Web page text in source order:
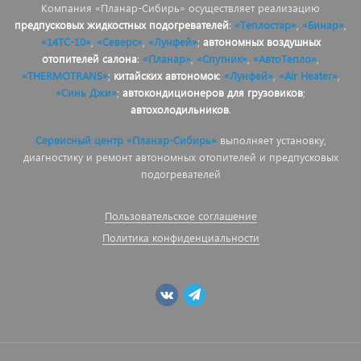
Компания «Планар-Сибирь» осуществляет реализацию
предпусковых жидкостных подогревателей: «Теплостар» «Бинар»
«14ТС-10», «Северс», «Лунфей»; автономных воздушных
отопителей салона: «Планар» «Спутник» «АвтоТепло»
«THERMOTRANS»; китайских автономок: «Лунфей», «Air Heater»,
«Синь Джи»; автокондиционеров для грузовиков;
автохолодильников.
Сервисный центр «Планар-Сибирь»выполняет установку,
диагностику и ремонт автономных отопителей и предпусковых
подогревателей
Пользовательское соглашение
Политика конфиденциальности